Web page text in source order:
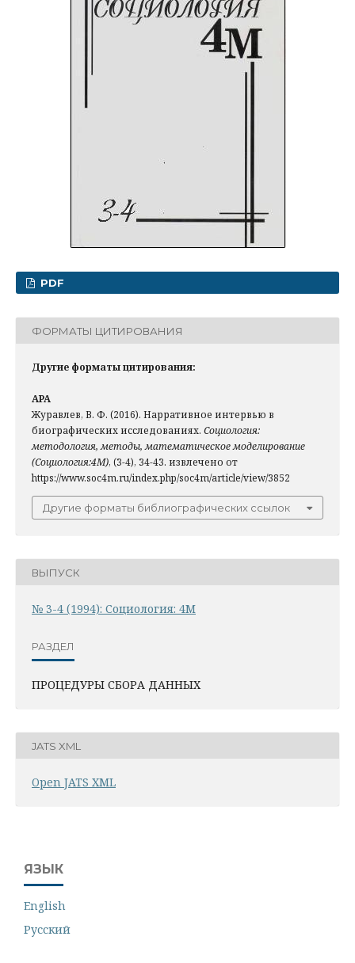
PDF
ФОРМАТЫ ЦИТИРОВАНИЯ
Другие форматы цитирования:
APA
Журавлев, В. Ф. (2016). Нарративное интервью в
биографических исследованиях. Социология:
методология, методы, математическое моделирование
(Социология:4М), (3-4), 34-43. извлечено от
https://www.soc4m.ru/index.php/soc4m/article/view/3852
Другие форматы библиографических ссылок
ВЫПУСК
№ 3-4 (1994): Социология: 4М
РАЗДЕЛ
ПРОЦЕДУРЫ СБОРА ДАННЫХ
JATS XML
Open JATS XML
ЯЗЫК
English
Русский